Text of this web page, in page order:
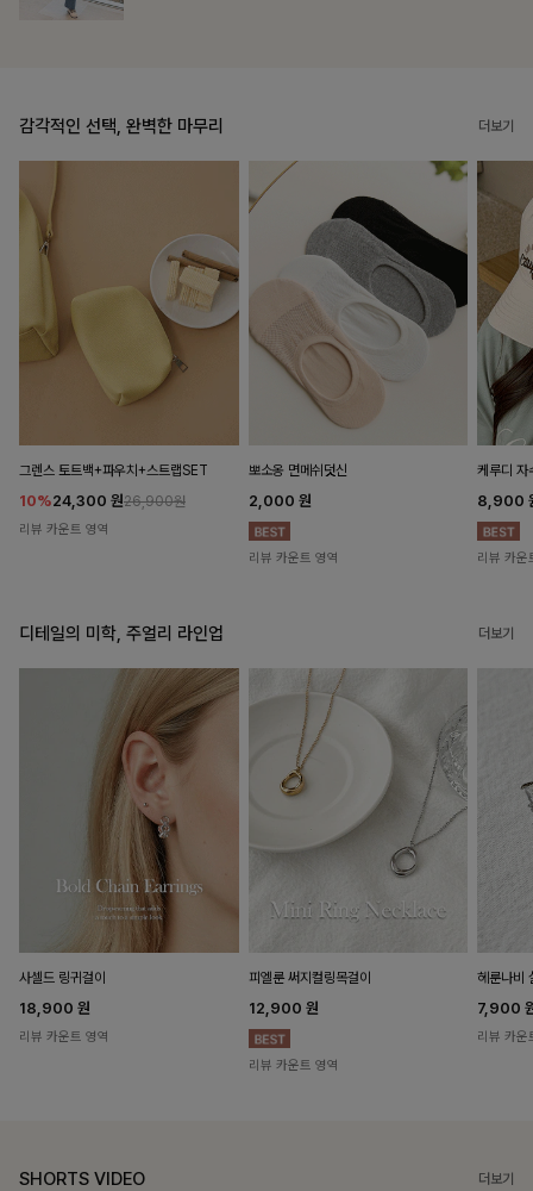
감각적인 선택, 완벽한 마무리 더보기
그렌스 토트백+파우치+스트랩SET
10%24,300 원26,900원
리뷰 카운트 영역
뽀소옹 면메쉬덧신
2,000 원
리뷰 카운트 영역
케루디 자
8,900
리뷰 카운
디테일의 미학, 주얼리 라인업 더보기
사셀드 링귀걸이
18,900 원
리뷰 카운트 영역
피엘룬 써지컬링목걸이
12,900 원
리뷰 카운트 영역
헤룬나비
7,900
리뷰 카운
SHORTS VIDEO 더보기